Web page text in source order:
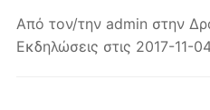
Από τον/την admin στην
Εκδηλώσεις στις 2017-11-04